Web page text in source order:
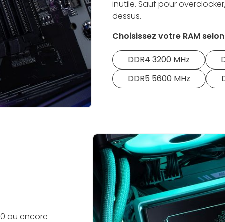
inutile. Sauf pour
dessus.
Choisissez votre RAM
DDR4 3200 MHz
DDR5 5600 MHz
ou encore